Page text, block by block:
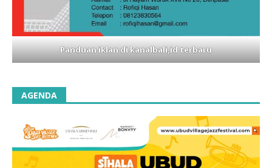
Panduan iklan di kanalbali,id terbaru
AGENDA